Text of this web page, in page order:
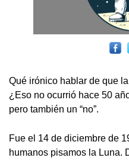
Qué irónico hablar de que
¿Eso no ocurrió hace 50
pero también un “no”.
Fue el 14 de diciembre de
humanos pisamos la Luna.